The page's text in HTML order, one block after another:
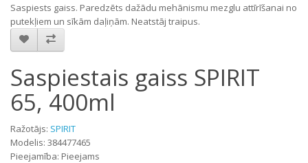
Saspiests gaiss. Paredzēts dažādu mehānismu mezglu attīrīšanai no
putekļiem un sīkām daļiņām. Neatstāj traipus.
Saspiestais gaiss SPIRIT
65, 400ml
Ražotājs: SPIRIT
Modelis: 384477465
Pieejamība: Pieejams